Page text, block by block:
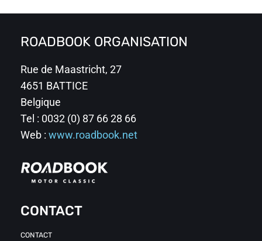
ROADBOOK ORGANISATION
Rue de Maastricht, 27
4651 BATTICE
Belgique
Tel : 0032 (0) 87 66 28 66
Web :www.roadbook.net
CONTACT
CONTACT